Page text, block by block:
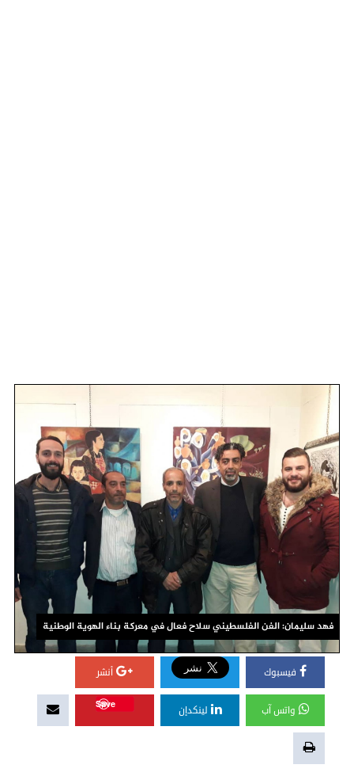
فهد سليمان: الفن الفلسطيني سلاح فعال في معركة بناء الهوية الوطنية
فيسبوك أنشر
واتس آب لينكدإن
Save